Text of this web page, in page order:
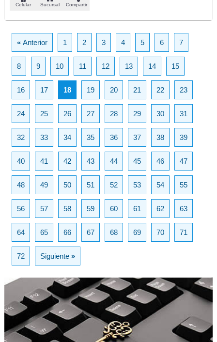
Celular Sucursal Compartir
«Anterior 1 2 3 4 5 6 7
8 9 10 11 12 13 14 15
16 17 18 19 20 21 22 23
24 25 26 27 28 29 30 31
32 33 34 35 36 37 38 39
40 41 42 43 44 45 46 47
48 49 50 51 52 53 54 55
56 57 58 59 60 61 62 63
64 65 66 67 68 69 70 71
72 Siguiente»